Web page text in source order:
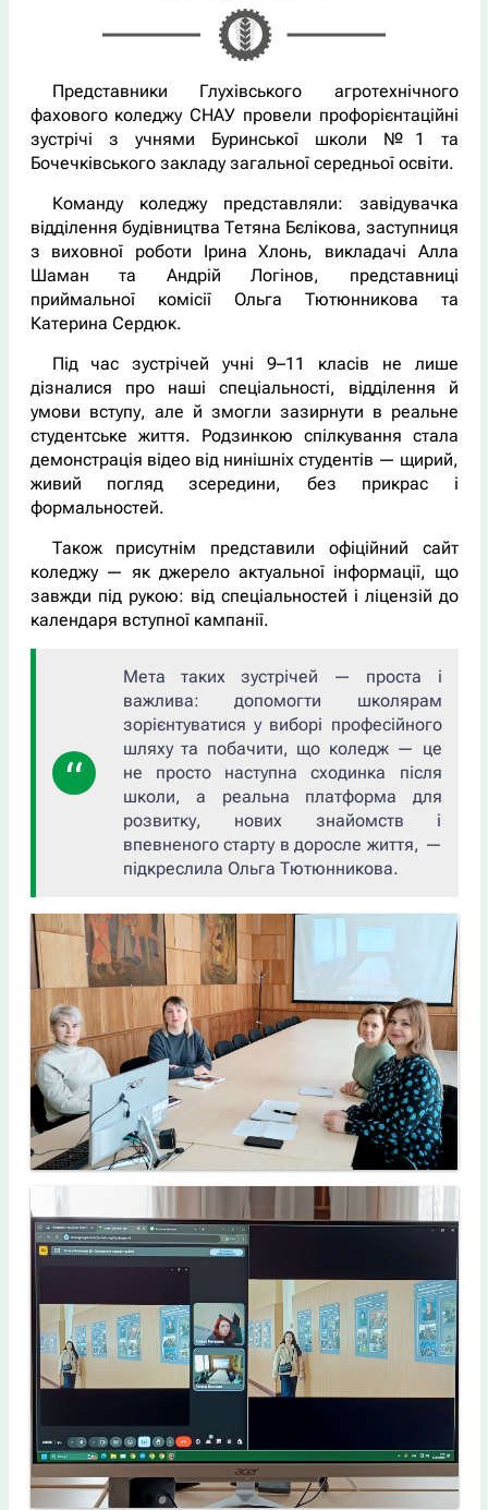
Представники Глухівського агротехнічного
фахового коледжу СНАУ провели профорієнтаційні
зустрічі з учнями Буринської школи №1 та
Бочечківського закладу загальної середньої освіти.
Команду коледжу представляли: завідувачка
відділення будівництва Тетяна Бєлікова, заступниця
з виховної роботи Ірина Хлонь, викладачі Алла
Шаман та Андрій Логінов, представниці
приймальної комісії Ольга Тютюнникова та
Катерина Сердюк.
Під час зустрічей учні 9–11 класів не лише
дізналися про наші спеціальності, відділення й
умови вступу, але й змогли зазирнути в реальне
студентське життя. Родзинкою спілкування стала
демонстрація відео від нинішніх студентів — щирий,
живий погляд зсередини, без прикрас і
формальностей.
Також присутнім представили офіційний сайт
коледжу — як джерело актуальної інформації, що
завжди під рукою: від спеціальностей і ліцензій до
календаря вступної кампанії.
Мета таких зустрічей — проста і
важлива: допомогти школярам
зорієнтуватися у виборі професійного
шляху та побачити, що коледж — це
не просто наступна сходинка після
школи, а реальна платформа для
розвитку, нових знайомств і
впевненого старту в доросле життя, —
підкреслила Ольга Тютюнникова.